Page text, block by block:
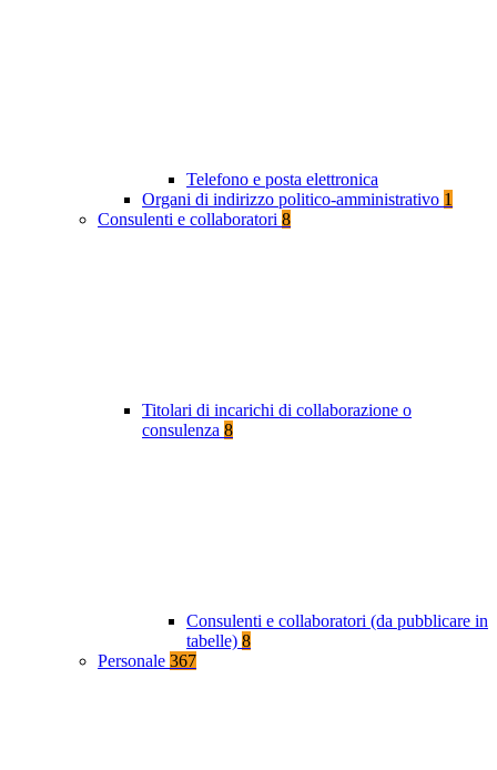
Telefono e posta elettronica
Organi di indirizzo politico-amministrativo 1
Consulenti e collaboratori 8
Titolari di incarichi di collaborazione o
consulenza 8
Consulenti e collaboratori (da pubblicare in
tabelle) 8
Personale 367